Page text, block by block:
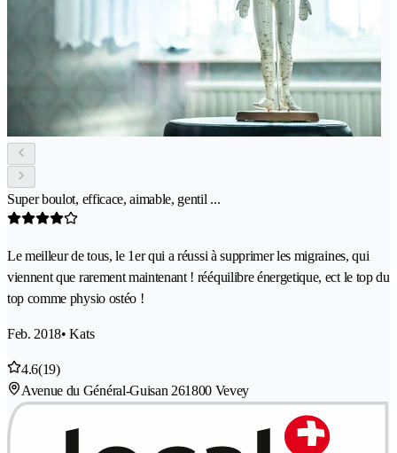
Super boulot, efficace, aimable, gentil ...
Le meilleur de tous, le 1er qui a réussi à supprimer les migraines, qui
viennent que rarement maintenant ! rééquilibre énergetique, ect le top du
top comme physio ostéo !
Feb. 2018• Kats
4.6(19)
Avenue du Général-Guisan 261800 Vevey